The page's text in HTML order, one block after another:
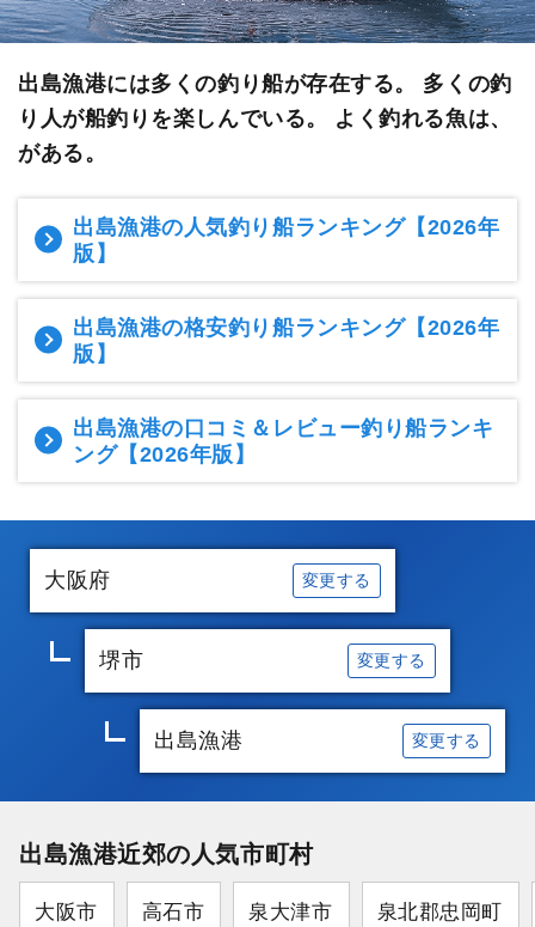
出島漁港には多くの釣り船が存在する。 多くの釣
り人が船釣りを楽しんでいる。 よく釣れる魚は、
がある。
出島漁港の人気釣り船ランキング【2026年
版】
出島漁港の格安釣り船ランキング【2026年
版】
出島漁港の口コミ＆レビュー釣り船ランキ
ング【2026年版】
大阪府 変更する
堺市 変更する
出島漁港 変更する
出島漁港近郊の人気市町村
大阪市 高石市 泉大津市 泉北郡忠岡町